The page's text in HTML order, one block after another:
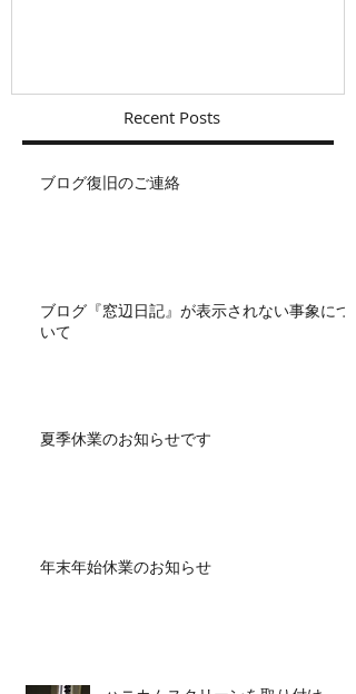
Recent Posts
ブログ復旧のご連絡
ブログ『窓辺日記』が表示されない事象につ
いて
夏季休業のお知らせです
年末年始休業のお知らせ